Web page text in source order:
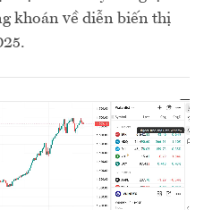
khoán về diễn biến thị